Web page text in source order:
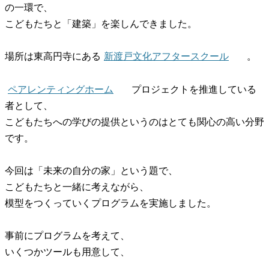
の一環で、
こどもたちと「建築」を楽しんできました。
場所は東高円寺にある 新渡戸文化アフタースクール 。
ペアレンティングホーム
プロジェクトを推進している
者として、
こどもたちへの学びの提供というのはとても関心の高い分野
です。
今回は「未来の自分の家」という題で、
こどもたちと一緒に考えながら、
模型をつくっていくプログラムを実施しました。
事前にプログラムを考えて、
いくつかツールも用意して、